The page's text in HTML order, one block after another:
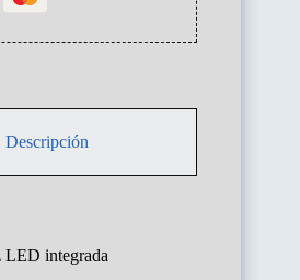
Descripción
LED integrada